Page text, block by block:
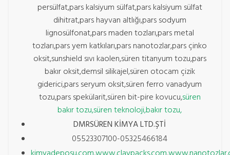
persülfat,pars kalsiyum sülfat,pars kalsiyum sülfat
dihitrat,pars hayvan altlığı,pars sodyum
lignosülfonat,pars maden tozları,pars metal
tozları,pars yem katkıları,pars nanotozlar,pars çinko
oksit,sunshield sıvı kaolen,süren titanyum tozu,pars
bakır oksit,demsil silikajel,süren otocam çizik
giderici,pars seryum oksit,süren ferro vanadyum
tozu,pars spekülarit,süren bit-pire kovucu,süren
bakır tozu,süren teknoloji,bakır tozu,
DMRSÜREN KİMYA LTD.ŞTİ
05523307100-05325466184